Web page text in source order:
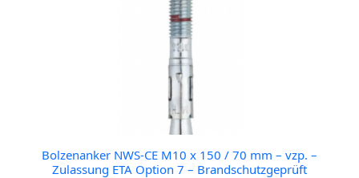
Bolzenanker NWS-CE M10 x 150 / 70 mm – vzp. –
Zulassung ETA Option 7 – Brandschutzgeprüft